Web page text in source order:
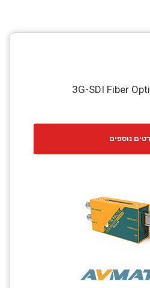
3G-SDI Fiber
נוספים